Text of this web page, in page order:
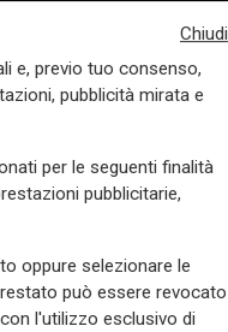
Chiudi
e, previo tuo consenso,
pubblicità mirata e
per le seguenti finalità
pubblicitarie,
oppure selezionare le
può essere revocato
l'utilizzo esclusivo di